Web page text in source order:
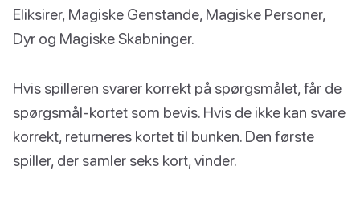
Eliksirer, Magiske Genstande, Magiske Personer,
Dyr og Magiske Skabninger.
Hvis spilleren svarer korrekt på spørgsmålet, får de
spørgsmål-kortet som bevis. Hvis de ikke kan svare
korrekt, returneres kortet til bunken. Den første
spiller, der samler seks kort, vinder.